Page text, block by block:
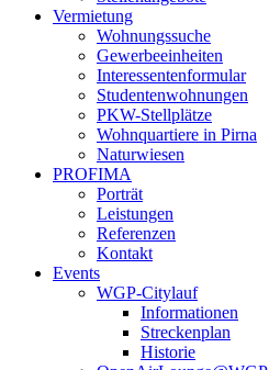
Vermietung
Wohnungssuche
Gewerbeeinheiten
Interessentenformular
Studentenwohnungen
PKW-Stellplätze
Wohnquartiere in Pirna
Naturwiesen
PROFIMA
Porträt
Leistungen
Referenzen
Kontakt
Events
WGP-Citylauf
Informationen
Streckenplan
Historie